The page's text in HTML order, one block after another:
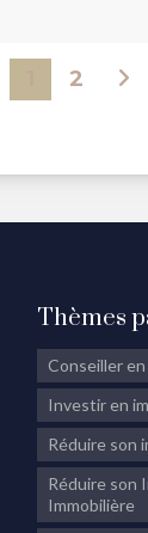
2
Thèmes
Conseiller
Investir en
Réduire son
Réduire son
Immobilière